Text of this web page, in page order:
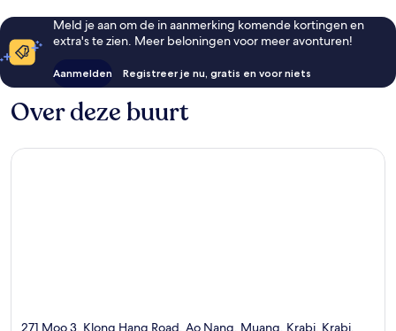
Meld je aan om de in aanmerking komende kortingen en
extra's te zien. Meer beloningen voor meer avonturen!
Aanmelden Registreer je nu, gratis en voor niets
Over deze buurt
271 Moo 3, Klong Hang Road, Ao Nang, Muang, Krabi, Krabi,